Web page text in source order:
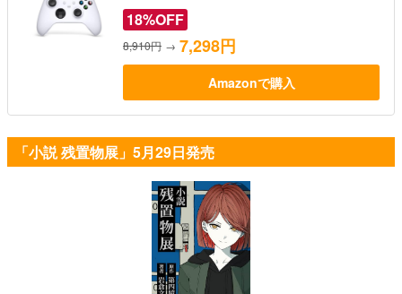
18%OFF
8,910円 → 7,298円
Amazonで購入
「小説 残置物展」5月29日発売